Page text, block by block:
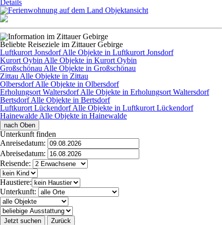
Details
Beliebte Reiseziele im Zittauer Gebirge
Luftkurort JonsdorfAlle Objekte in Luftkurort Jonsdorf
Kurort Oybin Alle Objekte in Kurort Oybin
Großschönau Alle Objekte in Großschönau
Zittau Alle Objekte in Zittau
OlbersdorfAlle Objekte in Olbersdorf
Erholungsort WaltersdorfAlle Objekte in Erholungsort Waltersdorf
BertsdorfAlle Objekte in Bertsdorf
Luftkurort LückendorfAlle Objekte in Luftkurort Lückendorf
Hainewalde Alle Objekte in Hainewalde
nach Oben
Unterkunft finden
Anreisedatum:
Abreisedatum:
Reisende:
Haustiere:
Unterkunft:
Jetzt suchen Zurück